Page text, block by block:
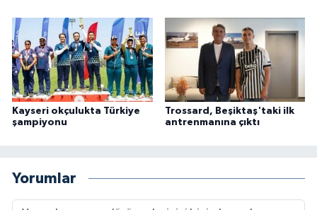
Kayseri okçulukta Türkiye
şampiyonu
Trossard, Beşiktaş'taki ilk
antrenmanına çıktı
Yorumlar